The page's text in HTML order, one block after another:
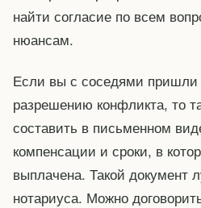
найти согласие по всем
нюансам.
Если вы с соседями
разрешению конфликта, то
составить в письменном
компенсации и сроки, в
выплачена. Такой документ
нотариуса. Можно